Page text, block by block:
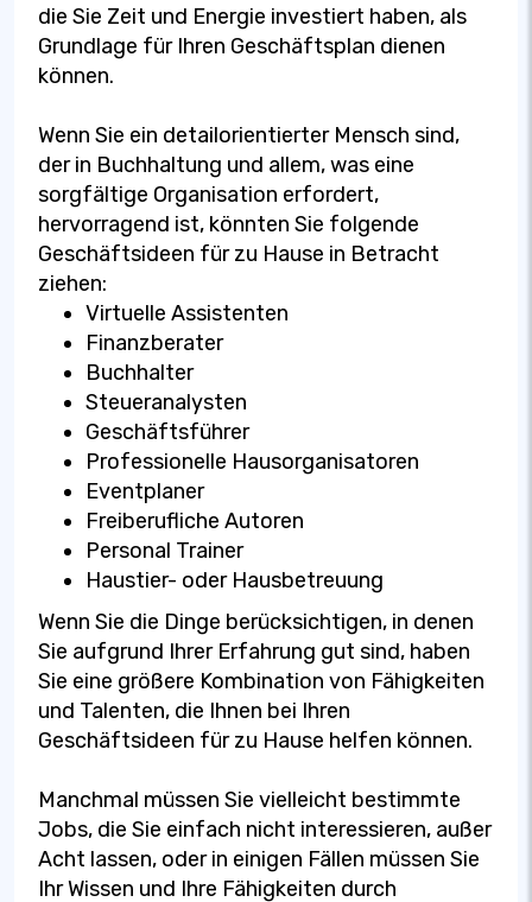
die Sie Zeit und Energie investiert haben, als
Grundlage für Ihren Geschäftsplan dienen
können.
Wenn Sie ein detailorientierter Mensch sind,
der in Buchhaltung und allem, was eine
sorgfältige Organisation erfordert,
hervorragend ist, könnten Sie folgende
Geschäftsideen für zu Hause in Betracht
ziehen:
Virtuelle Assistenten
Finanzberater
Buchhalter
Steueranalysten
Geschäftsführer
Professionelle Hausorganisatoren
Eventplaner
Freiberufliche Autoren
Personal Trainer
Haustier- oder Hausbetreuung
Wenn Sie die Dinge berücksichtigen, in denen
Sie aufgrund Ihrer Erfahrung gut sind, haben
Sie eine größere Kombination von Fähigkeiten
und Talenten, die Ihnen bei Ihren
Geschäftsideen für zu Hause helfen können.
Manchmal müssen Sie vielleicht bestimmte
Jobs, die Sie einfach nicht interessieren, außer
Acht lassen, oder in einigen Fällen müssen Sie
Ihr Wissen und Ihre Fähigkeiten durch